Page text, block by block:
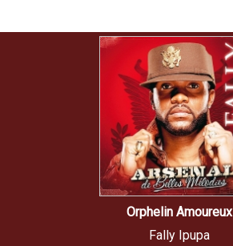
Orphelin Amoureux
Fally Ipupa